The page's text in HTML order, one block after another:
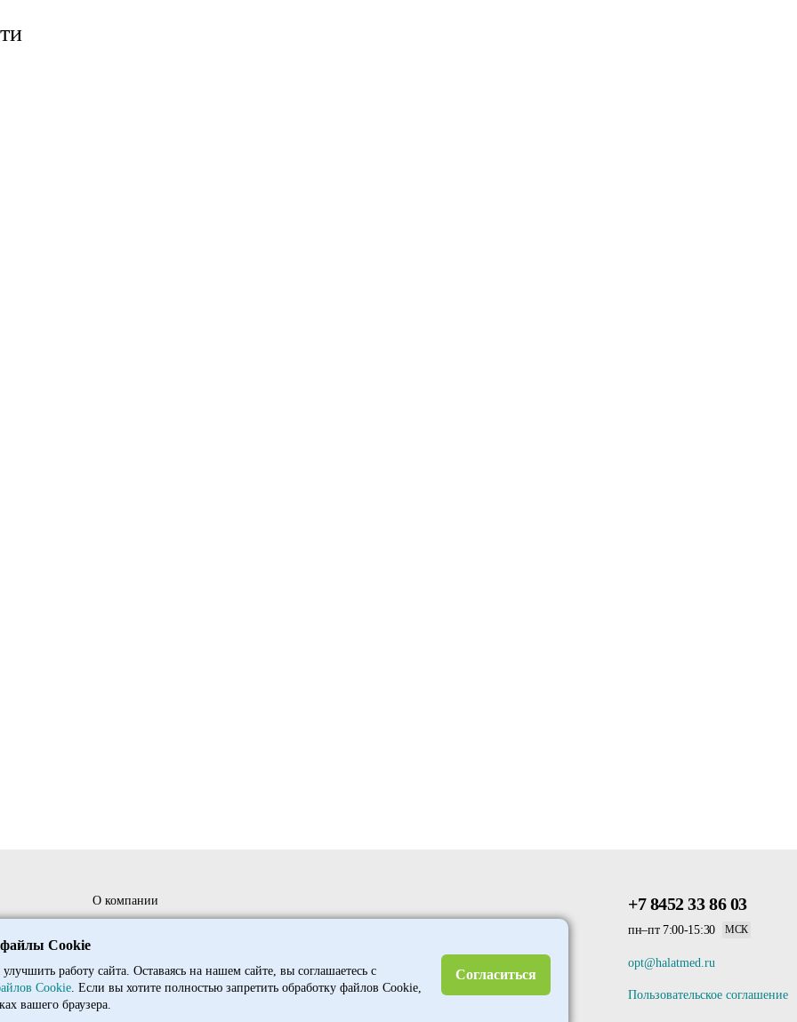
О компании
Доставка и оплата оптовым клиентам
Доставка и оплата клиникам
+7 8452 33 86 03
пн–пт 7:00-15:30 МСК
opt@halatmed.ru
Пользовательское соглашение
файлы Cookie
работу сайта. Оставаясь на нашем сайте, вы соглашаетесь с
Cookie. Если вы хотите полностью запретить обработку файлов Cookie,
вашего браузера.
Согласиться